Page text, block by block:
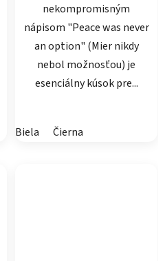
nekompromisným
nápisom "Peace was never
an option" (Mier nikdy
nebol možnosťou) je
esenciálny kúsok pre...
Biela Čierna